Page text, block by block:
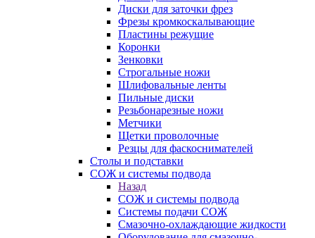
Диски для заточки фрез
Фрезы кромкоскалывающие
Пластины режущие
Коронки
Зенковки
Строгальные ножи
Шлифовальные ленты
Пильные диски
Резьбонарезные ножи
Метчики
Щетки проволочные
Резцы для фаскоснимателей
Столы и подставки
СОЖ и системы подвода
Назад
СОЖ и системы подвода
Системы подачи СОЖ
Смазочно-охлаждающие жидкости